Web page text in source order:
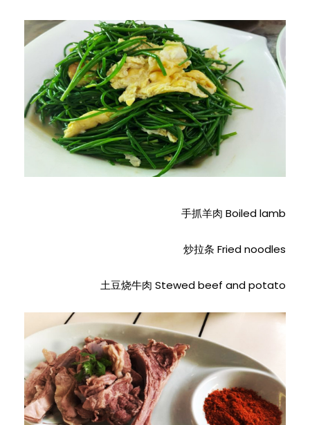
手抓羊肉 Boiled lamb
炒拉条 Fried noodles
土豆烧牛肉 Stewed beef and potato